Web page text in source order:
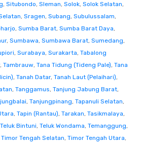
, Situbondo, Sleman, Solok, Solok Selatan,
, Sragen, Subang, Subulussalam,
, Sumba Barat, Sumba Barat Daya,
, Sumbawa, Sumbawa Barat, Sumedang,
, Surabaya, Surakarta, Tabalong
, Tambrauw, Tana Tidung (Tideng Pale), Tana
, Tanah Datar, Tanah Laut (Pelaihari),
, Tanggamus, Tanjung Jabung Barat,
, Tanjungpinang, Tapanuli Selatan,
, Tapin (Rantau), Tarakan, Tasikmalaya,
Teluk Bintuni, Teluk Wondama, Temanggung,
Timor Tengah Selatan, Timor Tengah Utara,